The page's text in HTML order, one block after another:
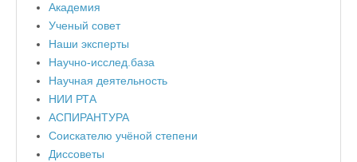
Академия
Ученый совет
Наши эксперты
Научно-исслед.база
Научная деятельность
НИИ РТА
АСПИРАНТУРА
Соискателю учёной степени
Диссоветы